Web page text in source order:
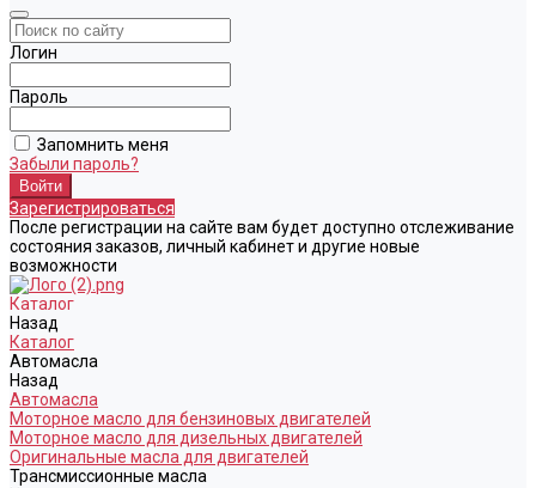
Логин
Пароль
Запомнить меня
Забыли пароль?
Зарегистрироваться
После регистрации на сайте вам будет доступно отслеживание
состояния заказов, личный кабинет и другие новые
возможности
Каталог
Назад
Каталог
Автомасла
Назад
Автомасла
Моторное масло для бензиновых двигателей
Моторное масло для дизельных двигателей
Оригинальные масла для двигателей
Трансмиссионные масла